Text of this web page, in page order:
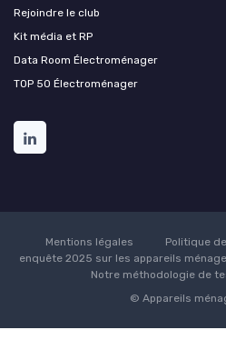
Rejoindre le club
Kit média et RP
Data Room Électroménager
TOP 50 Électroménager
Mentions légales Politique
enquête 2025 sur les appareils
Notre méthodologie de
© Appareils